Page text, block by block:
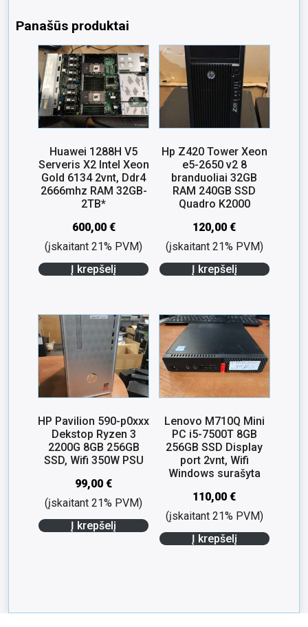
Panašūs produktai
Huawei 1288H V5
Serveris X2 Intel Xeon
Gold 6134 2vnt, Ddr4
2666mhz RAM 32GB-
2TB*
600,00 €
(įskaitant 21% PVM)
Į krepšelį
Hp Z420 Tower Xeon
e5-2650 v2 8
branduoliai 32GB
RAM 240GB SSD
Quadro K2000
120,00€
(įskaitant 21% PVM)
Į krepšelį
HP Pavilion 590-p0xxx
Dekstop Ryzen 3
2200G 8GB 256GB
SSD, Wifi 350W PSU
99,00€
(įskaitant 21% PVM)
Į krepšelį
Lenovo M710Q Mini
PC i5-7500T 8GB
256GB SSD Display
port 2vnt, Wifi
Windows surašyta
110,00€
(įskaitant 21% PVM)
Į krepšelį